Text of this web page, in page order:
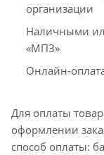
организации
Наличными
«МПЗ»
Онлайн-
Для оплаты
оформлении
способ оплаты: